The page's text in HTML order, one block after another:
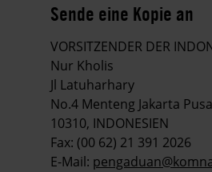
Sende eine Kopie an
VORSITZENDER DER
Nur Kholis
Jl Latuharhary
No.4 Menteng Jakarta
10310, INDONESIEN
Fax: (00 62) 21 391 2026
E-Mail: